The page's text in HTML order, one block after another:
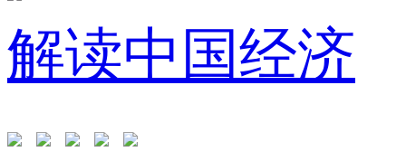
解读中国经济